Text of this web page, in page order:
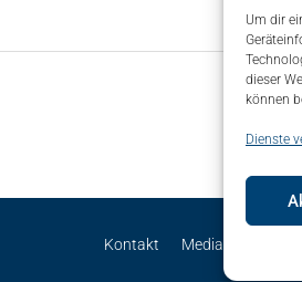
Um dir
dieser
können
Dienste
Kontakt Mediadaten